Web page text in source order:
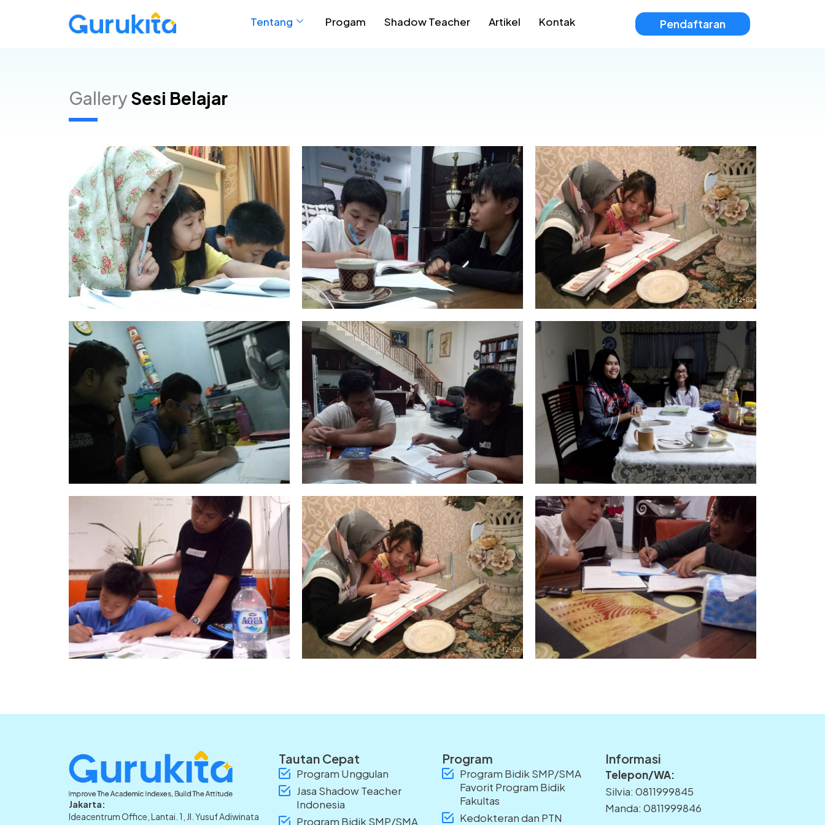
Tentang Progam Shadow Teacher Artikel Kontak Pendaftaran
GallerySesi Belajar
Jakarta:
Ideacentrum Office, Lantai. 1, Jl. Yusuf Adiwinata
Tautan Cepat
Program Unggulan
Jasa Shadow Teacher
Indonesia
Program Bidik SMP/SMA
Program
Program Bidik SMP/SMA
Favorit Program Bidik
Fakultas
Kedokteran dan PTN
Informasi
Telepon/WA:
Silvia: 0811999845
Manda: 0811999846